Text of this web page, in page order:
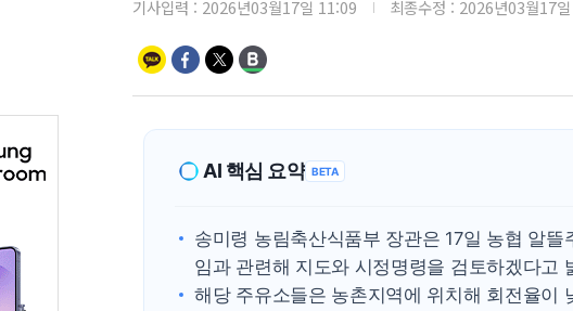
기사입력 : 2026년03월17일 11:09 최종수정 : 2026년03월17
AI 핵심 요약 BETA
송미령 농림축산식품부 장관은 17일 농협 알
임과 관련해 지도와 시정명령을 검토하겠다고
해당 주유소들은 농촌지역에 위치해 회전율이